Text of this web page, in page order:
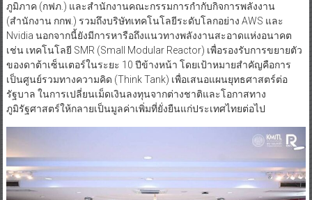
ภูมิภาค (กฟภ.) และสำนักงานคณะกรรมการกำกับกิจการพลังงาน
(สำนักงาน กกพ.) รวมถึงบริษัทเทคโนโลยีระดับโลกอย่าง AWS และ
Nvidia นอกจากนี้ยังมีการหารือถึงแนวทางพลังงานสะอาดแห่งอนาคต
เช่น เทคโนโลยี SMR (Small Modular Reactor) เพื่อรองรับการขยายตัว
ของดาต้าเซ็นเตอร์ในระยะ 10 ปีข้างหน้า โดยเป้าหมายสำคัญคือการ
เป็นศูนย์รวมทางความคิด (Think Tank) เพื่อเสนอแผนยุทธศาสตร์ต่อ
รัฐบาล ในการเปลี่ยนเม็ดเงินลงทุนจากต่างชาติและโอกาสทาง
ภูมิรัฐศาสตร์ให้กลายเป็นมูลค่าเพิ่มที่ยั่งยืนแก่ประเทศไทยต่อไป